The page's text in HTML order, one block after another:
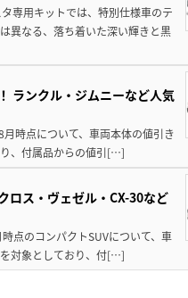
専用キットでは、特別仕様車のテ
異なる、落ち着いた深い輝きと黒
ランクル・ジムニーなど人気
時点について、車両本体の値引き
、付属品からの値引[…]
ロス・ヴェゼル・CX-30など
点のコンパクトSUVについて、車
対象としており、付[…]